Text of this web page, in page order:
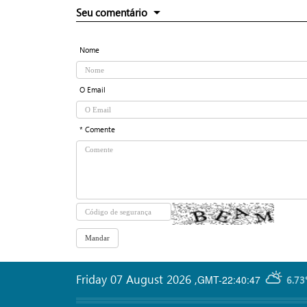
Seu comentário
Nome
O Email
* Comente
GMT-22:40:47
Friday 07 August 2026 ,